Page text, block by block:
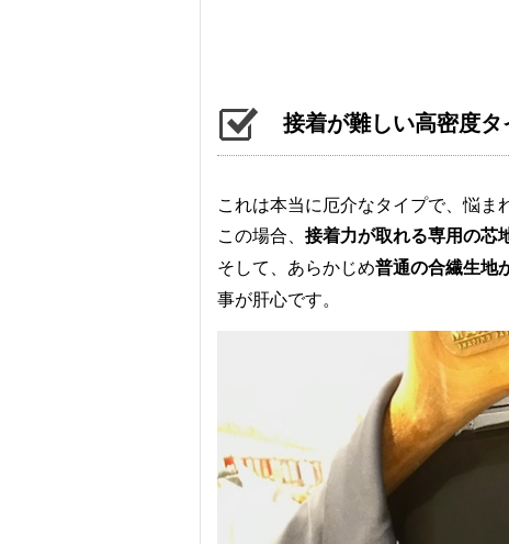
接着が難しい高密度
これは本当に厄介なタイプで、悩ま
この場合、 接着力が取れる専用の芯
そして、あらかじめ普通の合繊生地
事が肝心です。